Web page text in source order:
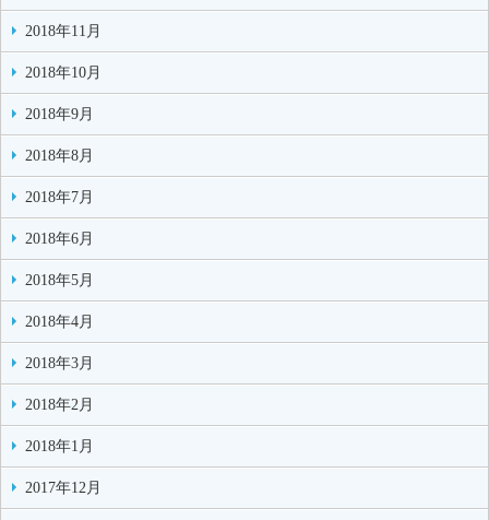
2018年11月
2018年10月
2018年9月
2018年8月
2018年7月
2018年6月
2018年5月
2018年4月
2018年3月
2018年2月
2018年1月
2017年12月